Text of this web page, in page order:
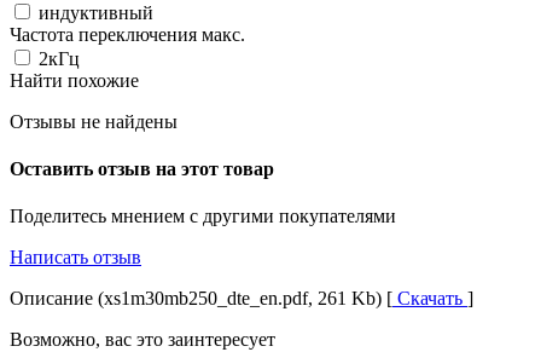
индуктивный
Частота переключения макс.
2кГц
Найти похожие
Отзывы не найдены
Оставить отзыв на этот товар
Поделитесь мнением с другими покупателями
Написать отзыв
Описание (xs1m30mb250_dte_en.pdf, 261 Kb) [ Скачать ]
Возможно, вас это заинтересует